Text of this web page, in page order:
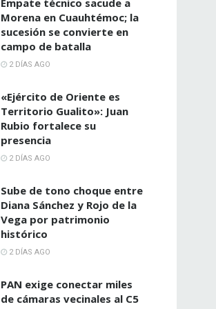
Morena en Cuauhtémoc; la
sucesión se convierte en
campo de batalla
2 DÍAS AGO
«Ejército de Oriente es
Territorio Gualito»: Juan
Rubio fortalece su
presencia
2 DÍAS AGO
Sube de tono choque entre
Diana Sánchez y Rojo de la
Vega por patrimonio
histórico
2 DÍAS AGO
PAN exige conectar miles
de cámaras vecinales al C5